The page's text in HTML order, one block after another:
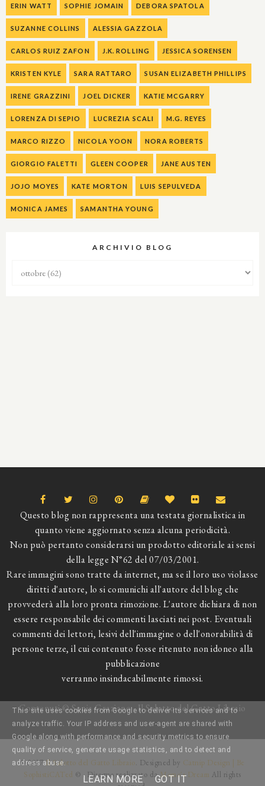
ERIN WATT SOPHIE JOMAIN DEBORA SPATOLA
SUZANNE COLLINS ALESSIA GAZZOLA
CARLOS RUIZ ZAFON J.K. ROLLING JESSICA SORENSEN
KRISTEN KYLE SARA RATTARO SUSAN ELIZABETH PHILLIPS
IRENE GRAZZINI JOEL DICKER KATIE MCGARRY
LORENZA DI SEPIO LUCREZIA SCALI M.G. REYES
MARCO RIZZO NICOLA YOON NORA ROBERTS
GIORGIO FALETTI GLEEN COOPER JANE AUSTEN
JOJO MOYES KATE MORTON LUIS SEPULVEDA
MONICA JAMES SAMANTHA YOUNG
ARCHIVIO BLOG
Questo blog non rappresenta una testata giornalistica in
quanto viene aggiornato senza alcuna periodicità.
Non può pertanto considerarsi un prodotto editoriale ai sensi
della legge N°62 del 07/03/2001.
Rare immagini sono tratte da internet, ma se il loro uso violasse
diritti d'autore, lo si comunichi all'autore del blog che
provvederà alla loro pronta rimozione. L'autore dichiara di non
essere responsabile dei commenti lasciati nei post. Eventuali
commenti dei lettori, lesivi dell'immagine o dell'onorabilità di
persone terze, il cui contenuto fosse ritenuto non idoneo alla
pubblicazione
verranno insindacabilmente rimossi.
Contenuti © Sonia Graziano - Il Salotto del Gatto Libraio
© 2017Il Salotto del Gatto Libraio. Designed by Catnip Design | Be
SophistiCATed © . Disegno realizzato daMomo's Dream All rights
This site uses cookies from Google to deliver its services and to
analyze traffic. Your IP address and user-agent are shared with
Google along with performance and security metrics to ensure
quality of service, generate usage statistics, and to detect and
address abuse.
LEARN MORE GOT IT